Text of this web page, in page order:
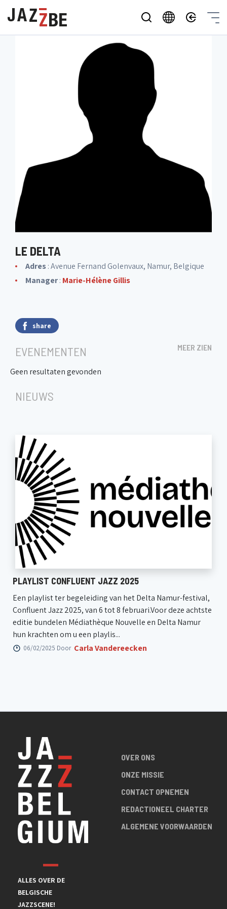
LE DELTA
Adres: Avenue Fernand Golenvaux, Namur, Belgique
Manager: Marie-Hélène Gillis
share
EVENEMENTEN MEER ZIEN
Geen resultaten gevonden
NIEUWS
PLAYLIST CONFLUENT JAZZ 2025
Een playlist ter begeleiding van het Delta Namur-festival,
Confluent Jazz 2025, van 6 tot 8 februari.Voor deze achtste
editie bundelen Médiathèque Nouvelle en Delta Namur
hun krachten om u een playlis...
06/02/2025 Door Carla Vandereecken
ALLES OVER DE
BELGISCHE
JAZZSCENE!
OVER ONS
ONZE MISSIE
CONTACT OPNEMEN
REDACTIONEEL CHARTER
ALGEMENE VOORWAARDEN